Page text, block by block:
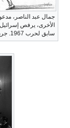
جمال عبد الناصر،
الأخرى، يرفص
سابق لحرب 1967. جريدة الجريدة، لبنان.